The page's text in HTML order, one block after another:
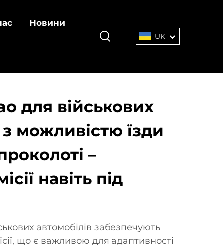
Новини
UK
для військових
з можливістю їзди
–
навіть під
автомобілів забезпечують
що є важливою для адаптивності